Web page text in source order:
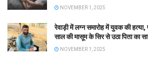
NOVEMBER 1, 2025
रेवाड़ी में लग्न समारोह में युवक की
साल की मासूम के सिर से उठा पिता का
NOVEMBER 1, 2025